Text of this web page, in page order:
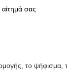
σας
το ψήφισμα,